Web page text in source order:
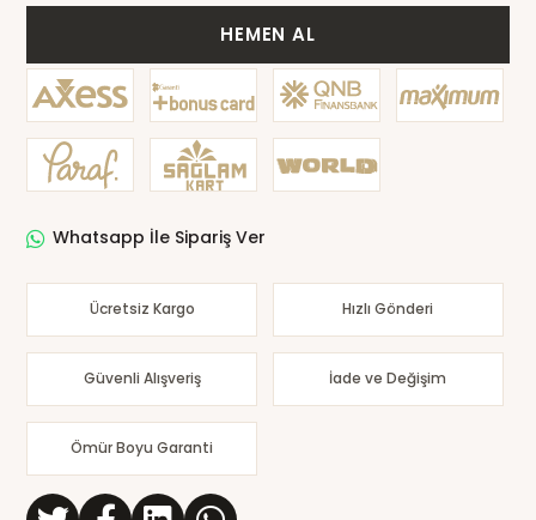
HEMEN AL
Whatsapp İle Sipariş Ver
Ücretsiz Kargo Hızlı Gönderi
Güvenli Alışveriş İade ve Değişim
Ömür Boyu Garanti